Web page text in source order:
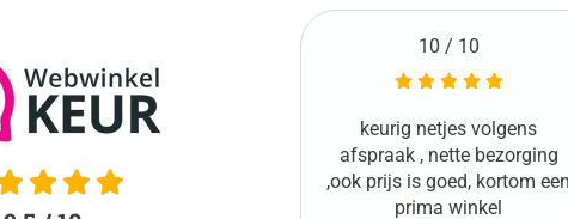
keurig netjes volgens
,ook prijs is goed, kortom een
prima winkel
10 / 10
Joris arts| 01-08-2026